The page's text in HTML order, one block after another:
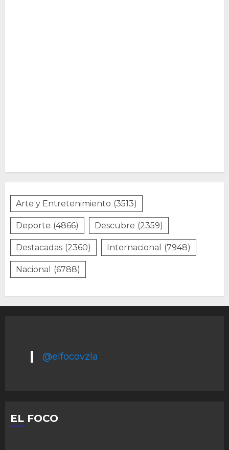
Arte y Entretenimiento (3513)
Deporte (4866) Descubre (2359)
Destacadas (2360) Internacional (7948)
Nacional (6788)
@elfocovzla
EL FOCO